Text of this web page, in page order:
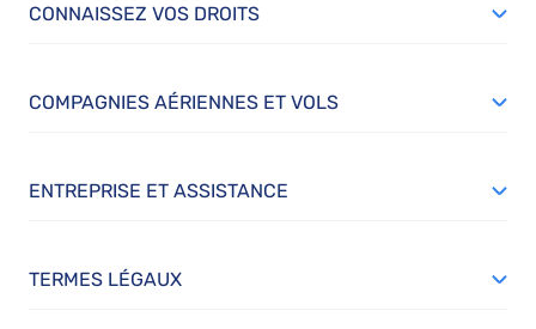
CONNAISSEZ VOS DROITS
COMPAGNIES AÉRIENNES ET VOLS
ENTREPRISE ET ASSISTANCE
TERMES LÉGAUX